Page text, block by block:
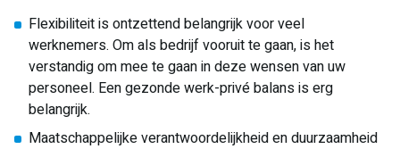
Flexibiliteit is ontzettend belangrijk voor veel
werknemers. Om als bedrijf vooruit te gaan, is het
verstandig om mee te gaan in deze wensen van uw
personeel. Een gezonde werk-privé balans is erg
belangrijk.
Maatschappelijke verantwoordelijkheid en duurzaamheid